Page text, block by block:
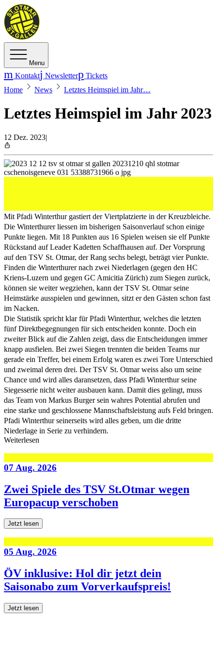
Menu
Kontakt Newsletter
Tickets
Home
News Letztes Heimspiel im Jahr…
Letztes Heimspiel im Jahr 2023
12 Dez. 2023|
Mit Pfadi Winterthur gastiert der Viertplatzierte in der Kreuzbleiche.
Die Winterthurer liessen im bisherigen Saisonverlauf schon einige
Punkte liegen. Mit 18 Punkten aus 16 Spielen weisen sie elf Punkte
Rückstand auf Leader Kadetten Schaffhausen auf. Der Vorsprung
auf den TSV St. Otmar, der Rang sechs belegt, beträgt vier Punkte.
Finden die Winterthurer nach zwei Niederlagen (gegen den HC
Kriens-Luzern und gegen GC Amicitia Zürich) zum Siegen zurück,
können sie weiter wegziehen, kann der TSV St. Otmar seine
Heimstärke ausspielen und gewinnen, sitzt er den Gästen schon fast
im Nacken.
Die Statistik spricht klar für Pfadi Winterthur, welches die letzten
fünf Direktbegegnungen für sich entscheiden konnte. Doch ein
zweiter Blick auf die Zahlen zeigt, dass die Entscheidungen immer
knapp ausfielen. Bei zwei Siegen trennten die beiden Teams nur
gerade ein Treffer, bei einem Erfolg waren es zwei Tore Unterschied
und zweimal deren drei. Der TSV St. Otmar weiss also um seine
Chance und wird alles daransetzen, dass Pfadi Winterthur seine
Siegesserie nicht weiter ausbauen kann. Damit dies gelingt, muss
das Team von Markus Burger sein wahres Potential abrufen und
eine starke und geschlossene Mannschaftsleistung aufs Feld bringen.
Pfadi Winterthur seinerseits wird alles geben, um die dritte
Niederlage in Serie zu verhindern.
Weiterlesen
07 Aug. 2026
Zwei Spiele des TSV St.Otmar wegen
Europacup verschoben
Jetzt lesen
05 Aug. 2026
ÖV inklusive: Hol dir jetzt dein
Saisonabo zum Vorverkaufspreis!
Jetzt lesen